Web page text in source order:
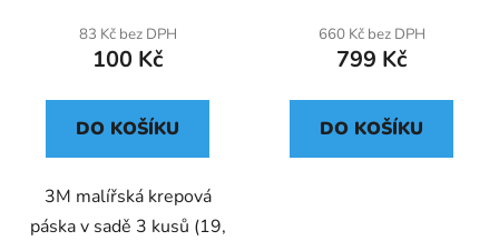
83 Kč bez DPH
100 Kč
DO KOŠÍKU
3M malířská krepová
páska v sadě 3 kusů (19,
660 Kč bez DPH
799 Kč
DO KOŠÍKU